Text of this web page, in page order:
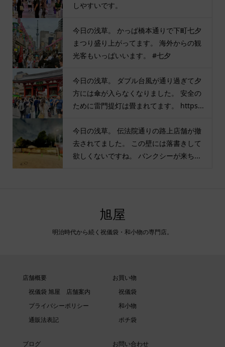
しやすいです。
今日の浅草。 かっぱ橋本通りで下町七夕
まつり盛り上がってます。 海外からの観
光客もいっぱいいます。 #七夕
今日の浅草。 ダブル台風が通り過ぎて夕
方には傘が入らなくなりました。 安全の
ために雷門提灯は畳まれてます。 https...
今日の浅草。 伝法院通りの路上店舗が撤
去されてました。 この壁には落書きして
欲しくないですね。 バンクシーが来ち...
旭屋
明治時代から続く祝儀袋・和小物の専門店。
店舗概要
祝儀袋 旭屋 店舗案内
プライバシーポリシー
通販法表記
お買い物
祝儀袋
和小物
ポチ袋
ブログ お問い合わせ